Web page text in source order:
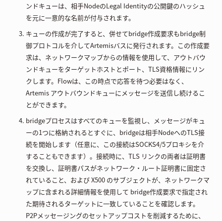
ンドキューは、相手NodeのLegal Identityの公開鍵のハッシュ
を元に一意的な名前が付与されます。
キューの作成が完了すると、併せてbridge作成要求もbridge制
御プロトコルを介してArtemisバスに発行されます。この作成要
求は、ネットワークマップからの情報を使用して、アウトバウ
ンドキューをターゲットホストとポート、TLS資格情報にリン
クします。Flowは、この時点で応答を待つ必要はなく、
Artemis アウトバウンドキューにメッセージを送信し続けるこ
とができます。
bridgeプロセスはすべてのキューを監視し、メッセージがキュ
ーの1つに格納されるとすぐに、bridgeは相手NodeへのTLS接
続を開始します（任意に、この接続はSOCKS4/5プロキシを介
することもできます）。接続時に、TLS リンクの両者は証明書
を交換し、証明書パスがネットワーク・ルート証明書に固定さ
れていること、および X500 のサブジェクトが、ネットワークマ
ップに含まれる詳細情報を使用して bridge作成要求で指定され
た期待されるターゲットに一致していることを確認します。
P2Pメッセージングのセットアップコストを削減するために、